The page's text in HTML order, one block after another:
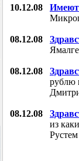
10.12.08
Имеют
08.12.08
08.12.08
рублю
08.12.08
из
Рустем